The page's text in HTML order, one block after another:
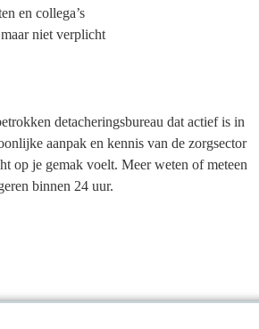
en collega’s
niet verplicht
detacheringsbureau dat actief is in
aanpak en kennis van de zorgsector
op je gemak voelt. Meer weten of meteen
binnen 24 uur.